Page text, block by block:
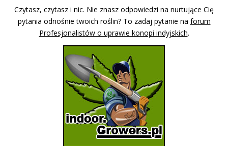
Czytasz, czytasz i nic. Nie znasz odpowiedzi na nurtujące Cię
pytania odnośnie twoich roślin? To zadaj pytanie na forum
Profesjonalistów o uprawie konopi indyjskich.